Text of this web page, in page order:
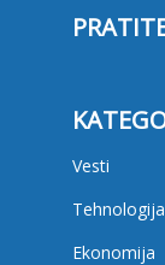
Vesti
Tehnologija
Ekonomija